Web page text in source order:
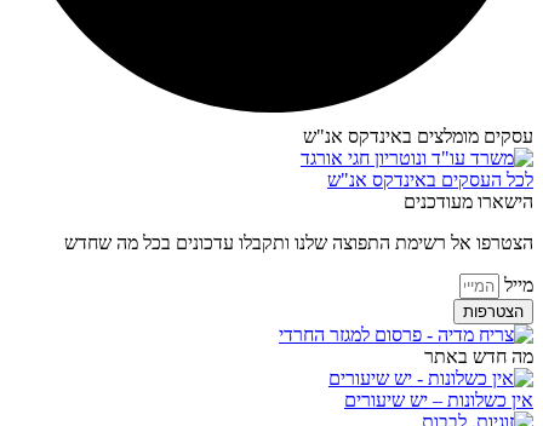
עסקים מומלצים באינדקס אנ"ש​
לכל העסקים באינדקס אנ"ש
הישארו מעודכנים
הצטרפו אל רשימת התפוצה שלנו ותקבלו עדכונים בכל מה שחדש
מייל
הצטרפות
מה חדש באתר
אין כשלונות – יש שיעורים